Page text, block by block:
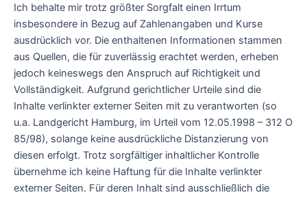
Ich behalte mir trotz größter Sorgfalt einen Irrtum
insbesondere in Bezug auf Zahlenangaben und Kurse
ausdrücklich vor. Die enthaltenen Informationen stammen
aus Quellen, die für zuverlässig erachtet werden, erheben
jedoch keineswegs den Anspruch auf Richtigkeit und
Vollständigkeit. Aufgrund gerichtlicher Urteile sind die
Inhalte verlinkter externer Seiten mit zu verantworten (so
u.a. Landgericht Hamburg, im Urteil vom 12.05.1998 – 312 O
85/98), solange keine ausdrückliche Distanzierung von
diesen erfolgt. Trotz sorgfältiger inhaltlicher Kontrolle
übernehme ich keine Haftung für die Inhalte verlinkter
externer Seiten. Für deren Inhalt sind ausschließlich die